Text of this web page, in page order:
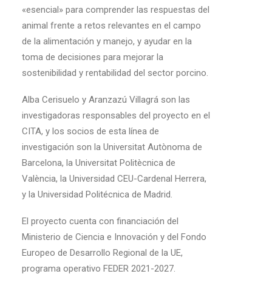
«esencial» para comprender las respuestas del
animal frente a retos relevantes en el campo
de la alimentación y manejo, y ayudar en la
toma de decisiones para mejorar la
sostenibilidad y rentabilidad del sector porcino.
Alba Cerisuelo y Aranzazú Villagrá son las
investigadoras responsables del proyecto en el
CITA, y los socios de esta línea de
investigación son la Universitat Autònoma de
Barcelona, la Universitat Politècnica de
València, la Universidad CEU-Cardenal Herrera,
y la Universidad Politécnica de Madrid.
El proyecto cuenta con financiación del
Ministerio de Ciencia e Innovación y del Fondo
Europeo de Desarrollo Regional de la UE,
programa operativo FEDER 2021-2027.